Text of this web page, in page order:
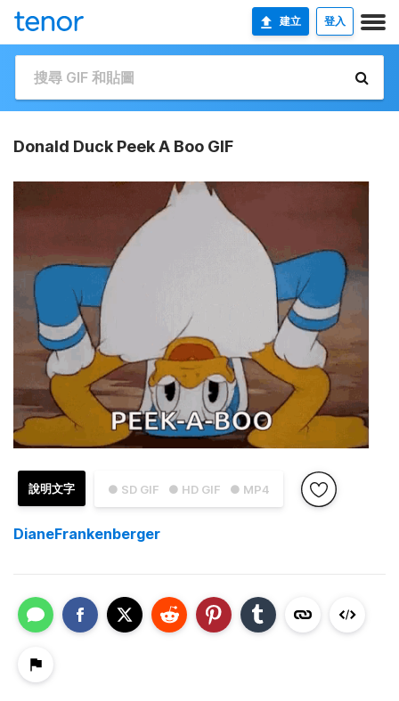
建立 登入
Donald Duck Peek A Boo GIF
● SD GIF ● HD GIF ● MP4
說明文字
DianeFrankenberger